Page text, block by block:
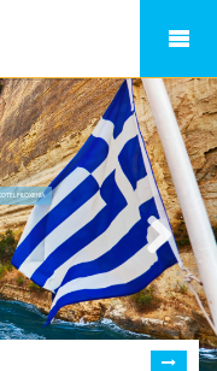
FILOXENIA